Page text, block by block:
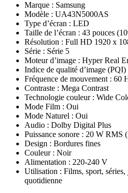
Marque : Samsung
Modèle : UA43N5000AS
Type d’écran : LED
Taille de l’écran : 43 pouces
Résolution : Full HD 1920 x
Série : Série 5
Moteur d’image : Hyper Real
Indice de qualité d’image (PQI)
Fréquence de mouvement : 60
Contraste : Mega Contrast
Technologie couleur : Wide
Mode Film : Oui
Mode Naturel : Oui
Audio : Dolby Digital Plus
Puissance sonore : 20 W RMS
Design : Bordures fines
Couleur : Noir
Alimentation : 220-240 V
Utilisation : Films, sport,
quotidienne